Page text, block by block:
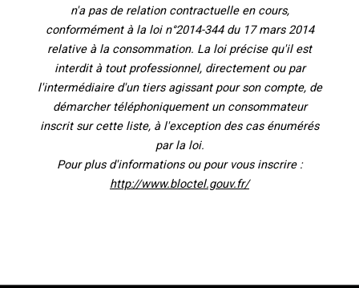
n'a pas de relation contractuelle en cours,
conformément à la loi n°2014-344 du 17 mars 2014
relative à la consommation. La loi précise qu'il est
interdit à tout professionnel, directement ou par
l'intermédiaire d'un tiers agissant pour son compte, de
démarcher téléphoniquement un consommateur
inscrit sur cette liste, à l'exception des cas énumérés
par la loi.
Pour plus d'informations ou pour vous inscrire :
http://www.bloctel.gouv.fr/